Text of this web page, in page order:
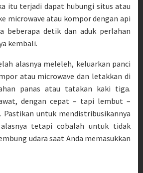
itu terjadi dapat hubungi situs atau
microwave atau kompor dengan api
beberapa detik dan aduk perlahan
kembali.
alasnya meleleh, keluarkan panci
atau microwave dan letakkan di
panas atau tatakan kaki tiga.
dengan cepat – tapi lembut –
Pastikan untuk mendistribusikannya
tetapi cobalah untuk tidak
udara saat Anda memasukkan